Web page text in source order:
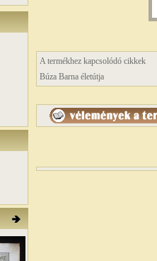
A termékhez kapcsolódó cikkek
Búza Barna életútja